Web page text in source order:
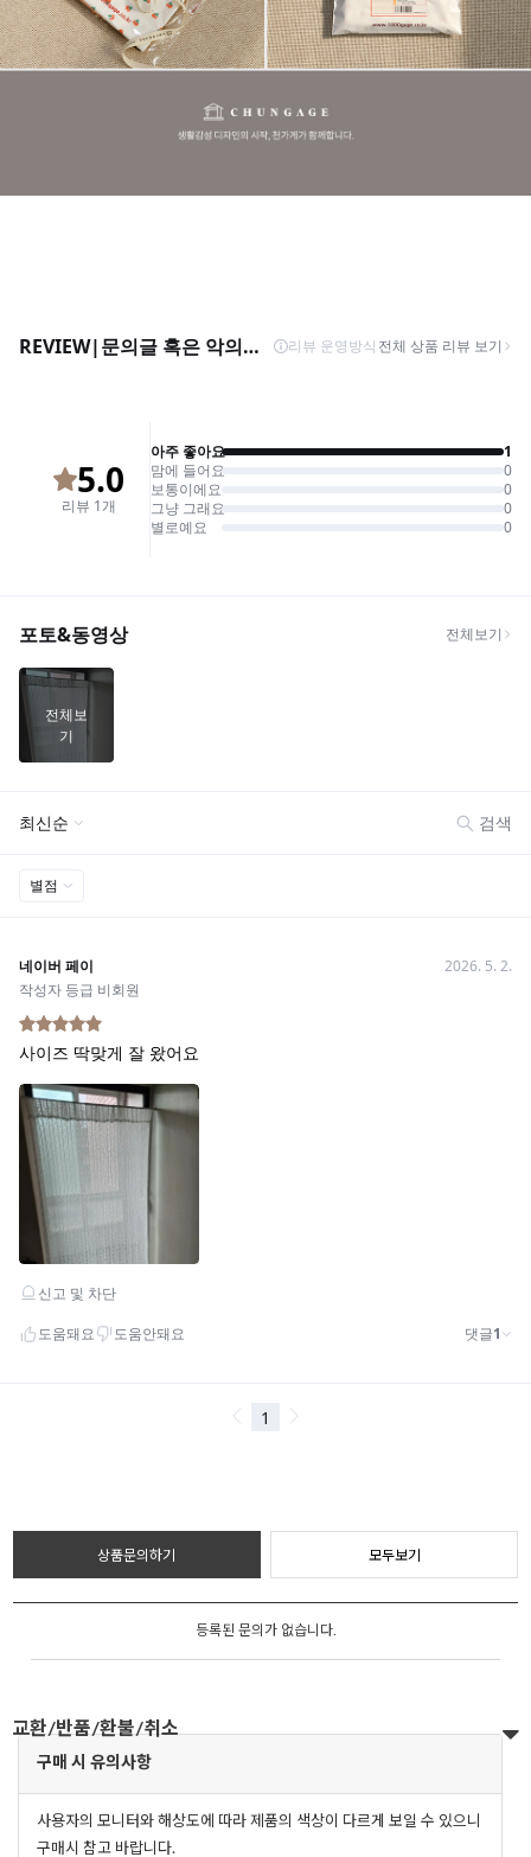
상품문의하기 모두보기
등록된 문의가 없습니다.
교환/반품/환불/취소
구매 시 유의사항
사용자의 모니터와 해상도에 따라 제품의 색상이 다르게 보일 수 있으니
구매시 참고 바랍니다.